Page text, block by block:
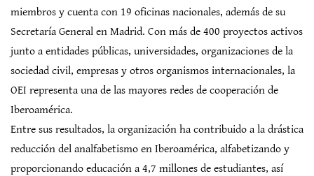
miembros y cuenta con 19 oficinas nacionales, además de su
Secretaría General en Madrid. Con más de 400 proyectos activos
junto a entidades públicas, universidades, organizaciones de la
sociedad civil, empresas y otros organismos internacionales, la
OEI representa una de las mayores redes de cooperación de
Iberoamérica.
Entre sus resultados, la organización ha contribuido a la drástica
reducción del analfabetismo en Iberoamérica, alfabetizando y
proporcionando educación a 4,7 millones de estudiantes, así